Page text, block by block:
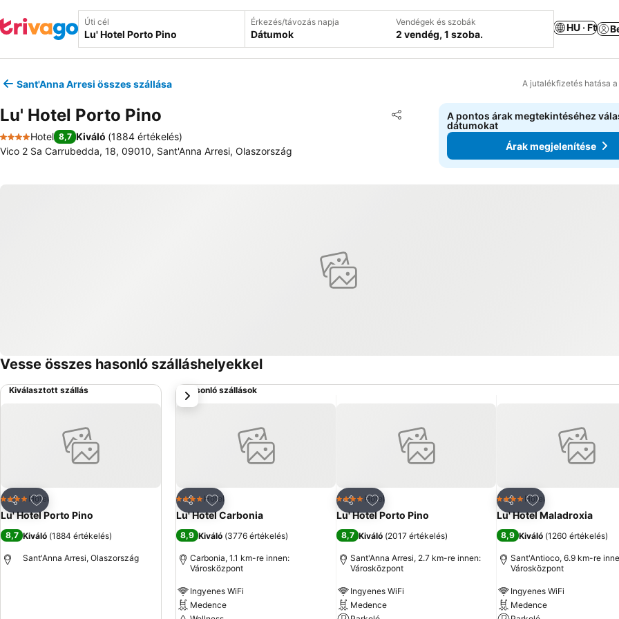
Úti cél Érkezés/távozás napja
Dátumok
Vendégek és szobák
2 vendég, 1 szoba.
HU · Ft
Sant'Anna Arresi összes szállása A jutalékfizetés hatása
Lu' Hotel Porto Pino Megosztás
Hozzáadás a kedvencekhez
4 Kategória
Hotel 8,7 Kiváló (1884 értékelés)
Vico 2 Sa Carrubedda, 18, 09010, Sant'Anna Arresi, Olaszország
A pontos árak megtekintéséhez
dátumokat
Árak megjelenítése
Vesse összes hasonló szálláshelyekkel
Kiválasztott szállás
Megosztás
Hozzáadás a kedvencekhez
4 Kategória
Hotel
Lu' Hotel Porto Pino
8,7 Kiváló (1884 értékelés)
Sant'Anna Arresi, Olaszország
Hasonló szállások
Megosztás
Hozzáadás a kedvencekhez
4 Kategória
Hotel
Lu' Hotel Carbonia
8,9 Kiváló (3776 értékelés)
Carbonia, 1.1 km-re innen:
Városközpont
Ingyenes WiFi
Medence
Megosztás
Hozzáadás a kedvencekhez
4 Kategória
Hotel
Lu' Hotel Porto Pino
8,7 Kiváló (2017 értékelés)
Sant'Anna Arresi, 2.7 km-re innen:
Városközpont
Ingyenes WiFi
Medence
Megosztás
Hozzáadás a
4 Kategória
Hotel
Lu' Hotel Maladroxia
8,9 Kiváló (1260 értékelés)
Sant'Antioco, 6.9 km-re
Városközpont
Ingyenes WiFi
Medence
következő